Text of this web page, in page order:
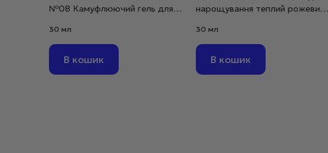
№08 Камуфлюючий гель для
30 мг
30 мл
В кошик
нарощування теплий рожевий,
30 мл
В кошик